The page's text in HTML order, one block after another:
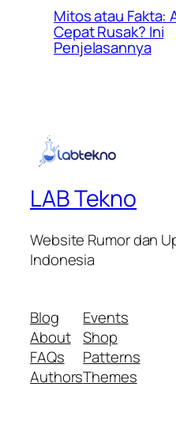
Mitos atau Fakta:
Cepat Rusak? Ini
Penjelasannya
LAB Tekno
Website Rumor dan
Indonesia
Blog
About
FAQs
Authors
Events
Shop
Patterns
Themes